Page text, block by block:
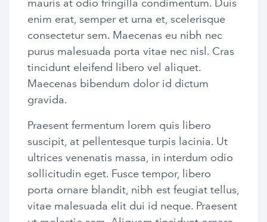
mauris at odio fringilla condimentum. Duis
enim erat, semper et urna et, scelerisque
consectetur sem. Maecenas eu nibh nec
purus malesuada porta vitae nec nisl. Cras
tincidunt eleifend libero vel aliquet.
Maecenas bibendum dolor id dictum
gravida.
Praesent fermentum lorem quis libero
suscipit, at pellentesque turpis lacinia. Ut
ultrices venenatis massa, in interdum odio
sollicitudin eget. Fusce tempor, libero
porta ornare blandit, nibh est feugiat tellus,
vitae malesuada elit dui id neque. Praesent